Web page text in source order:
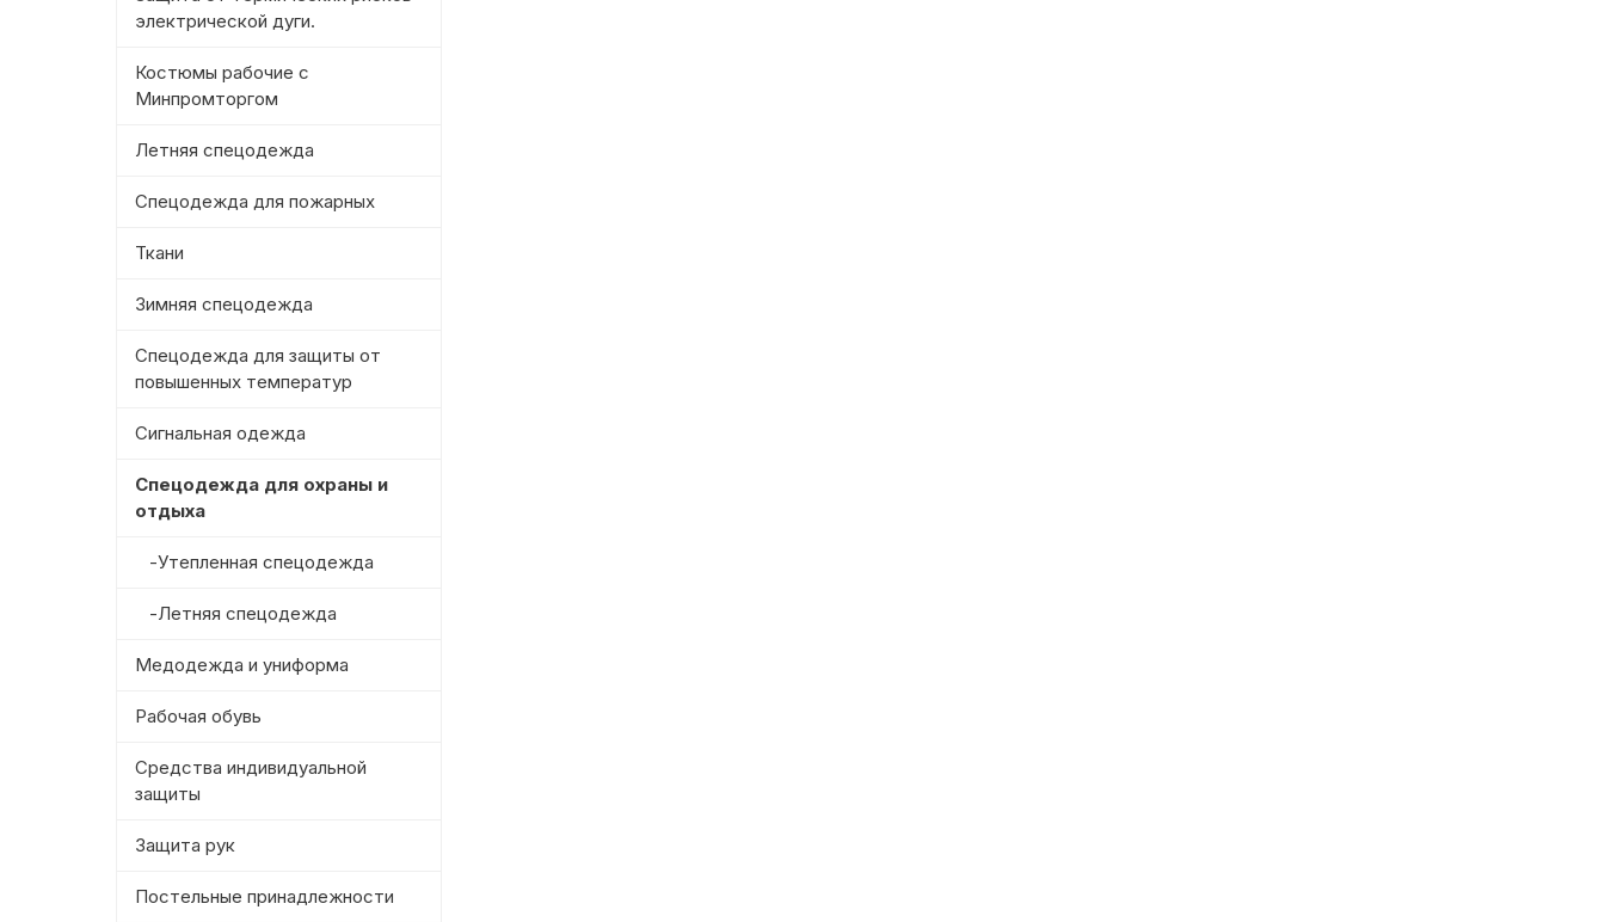
электрической дуги.
Костюмы рабочие с
Минпромторгом
Летняя спецодежда
Спецодежда для пожарных
Ткани
Зимняя спецодежда
Спецодежда для защиты от
повышенных температур
Сигнальная одежда
Спецодежда для охраны и
отдыха
-Утепленная спецодежда
-Летняя спецодежда
Медодежда и униформа
Рабочая обувь
Средства индивидуальной
защиты
Защита рук
Постельные принадлежности